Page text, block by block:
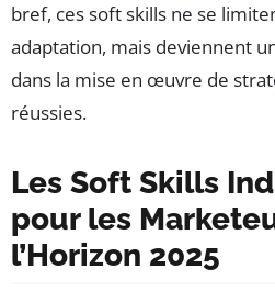
bref, ces soft skills ne se
adaptation, mais deviennent
dans la mise en œuvre de
réussies.
Les Soft Skills
pour les
l’Horizon 2025